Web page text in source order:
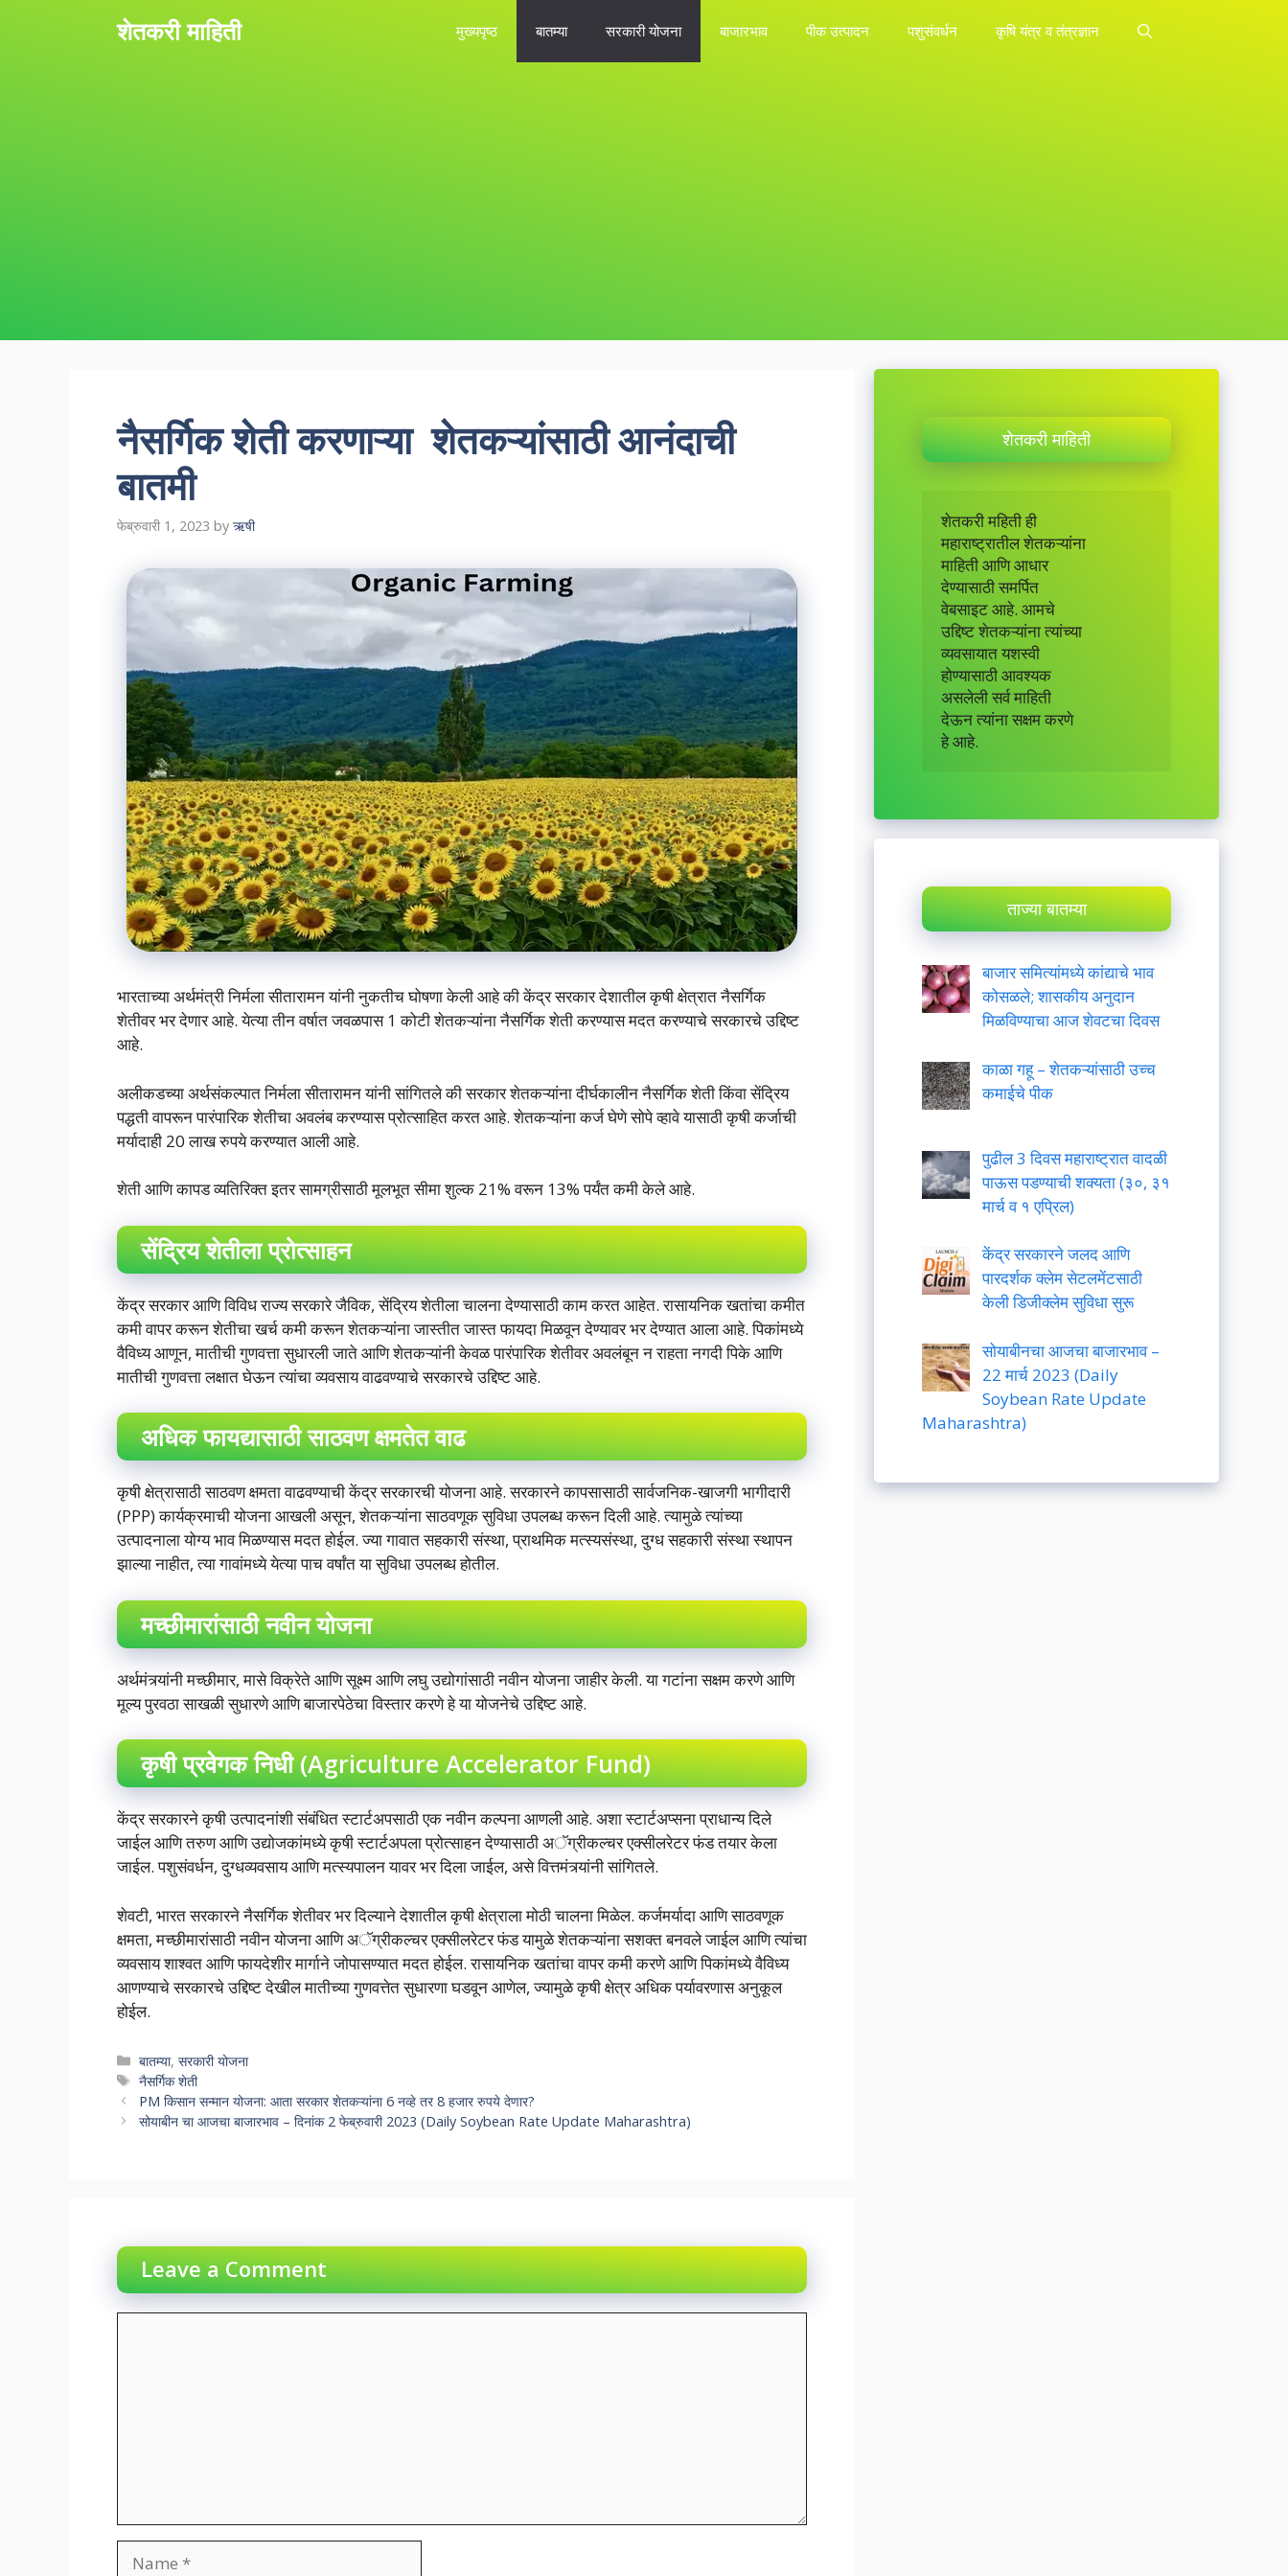
शेतकरी माहिती मुख्यपृष्ठ बातम्या सरकारी योजना बाजारभाव पीक उत्पादन पशुसंवर्धन कृषि यंत्र व तंत्रज्ञान
नैसर्गिक शेती करणाऱ्या शेतकऱ्यांसाठी आनंदाची
बातमी
फेब्रुवारी 1, 2023 by ऋषी
भारताच्या अर्थमंत्री निर्मला सीतारामन यांनी नुकतीच घोषणा केली आहे की केंद्र सरकार देशातील कृषी क्षेत्रात नैसर्गिक
शेतीवर भर देणार आहे. येत्या तीन वर्षात जवळपास 1 कोटी शेतकऱ्यांना नैसर्गिक शेती करण्यास मदत करण्याचे सरकारचे उद्दिष्ट
आहे.
अलीकडच्या अर्थसंकल्पात निर्मला सीतारामन यांनी सांगितले की सरकार शेतकऱ्यांना दीर्घकालीन नैसर्गिक शेती किंवा सेंद्रिय
पद्धती वापरून पारंपारिक शेतीचा अवलंब करण्यास प्रोत्साहित करत आहे. शेतकऱ्यांना कर्ज घेणे सोपे व्हावे यासाठी कृषी कर्जाची
मर्यादाही 20 लाख रुपये करण्यात आली आहे.
शेती आणि कापड व्यतिरिक्त इतर सामग्रीसाठी मूलभूत सीमा शुल्क 21% वरून 13% पर्यंत कमी केले आहे.
सेंद्रिय शेतीला प्रोत्साहन
केंद्र सरकार आणि विविध राज्य सरकारे जैविक, सेंद्रिय शेतीला चालना देण्यासाठी काम करत आहेत. रासायनिक खतांचा कमीत
कमी वापर करून शेतीचा खर्च कमी करून शेतकऱ्यांना जास्तीत जास्त फायदा मिळवून देण्यावर भर देण्यात आला आहे. पिकांमध्ये
वैविध्य आणून, मातीची गुणवत्ता सुधारली जाते आणि शेतकऱ्यांनी केवळ पारंपारिक शेतीवर अवलंबून न राहता नगदी पिके आणि
मातीची गुणवत्ता लक्षात घेऊन त्यांचा व्यवसाय वाढवण्याचे सरकारचे उद्दिष्ट आहे.
अधिक फायद्यासाठी साठवण क्षमतेत वाढ
कृषी क्षेत्रासाठी साठवण क्षमता वाढवण्याची केंद्र सरकारची योजना आहे. सरकारने कापसासाठी सार्वजनिक-खाजगी भागीदारी
(PPP) कार्यक्रमाची योजना आखली असून, शेतकऱ्यांना साठवणूक सुविधा उपलब्ध करून दिली आहे. त्यामुळे त्यांच्या
उत्पादनाला योग्य भाव मिळण्यास मदत होईल. ज्या गावात सहकारी संस्था, प्राथमिक मत्स्यसंस्था, दुग्ध सहकारी संस्था स्थापन
झाल्या नाहीत, त्या गावांमध्ये येत्या पाच वर्षांत या सुविधा उपलब्ध होतील.
मच्छीमारांसाठी नवीन योजना
अर्थमंत्र्यांनी मच्छीमार, मासे विक्रेते आणि सूक्ष्म आणि लघु उद्योगांसाठी नवीन योजना जाहीर केली. या गटांना सक्षम करणे आणि
मूल्य पुरवठा साखळी सुधारणे आणि बाजारपेठेचा विस्तार करणे हे या योजनेचे उद्दिष्ट आहे.
कृषी प्रवेगक निधी (Agriculture Accelerator Fund)
केंद्र सरकारने कृषी उत्पादनांशी संबंधित स्टार्टअपसाठी एक नवीन कल्पना आणली आहे. अशा स्टार्टअप्सना प्राधान्य दिले
जाईल आणि तरुण आणि उद्योजकांमध्ये कृषी स्टार्टअपला प्रोत्साहन देण्यासाठी अॅग्रीकल्चर एक्सीलरेटर फंड तयार केला
जाईल. पशुसंवर्धन, दुग्धव्यवसाय आणि मत्स्यपालन यावर भर दिला जाईल, असे वित्तमंत्र्यांनी सांगितले.
शेवटी, भारत सरकारने नैसर्गिक शेतीवर भर दिल्याने देशातील कृषी क्षेत्राला मोठी चालना मिळेल. कर्जमर्यादा आणि साठवणूक
क्षमता, मच्छीमारांसाठी नवीन योजना आणि अॅग्रीकल्चर एक्सीलरेटर फंड यामुळे शेतकऱ्यांना सशक्त बनवले जाईल आणि त्यांचा
व्यवसाय शाश्वत आणि फायदेशीर मार्गाने जोपासण्यात मदत होईल. रासायनिक खतांचा वापर कमी करणे आणि पिकांमध्ये वैविध्य
आणण्याचे सरकारचे उद्दिष्ट देखील मातीच्या गुणवत्तेत सुधारणा घडवून आणेल, ज्यामुळे कृषी क्षेत्र अधिक पर्यावरणास अनुकूल
होईल.
Categories
बातम्या,सरकारी योजना
Tags
नैसर्गिक शेती
PM किसान सन्मान योजना: आता सरकार शेतकऱ्यांना 6 नव्हे तर 8 हजार रुपये देणार?
सोयाबीन चा आजचा बाजारभाव – दिनांक 2 फेब्रुवारी 2023 (Daily Soybean Rate Update Maharashtra)
Leave a Comment
शेतकरी माहिती
शेतकरी महिती ही
महाराष्ट्रातील शेतकऱ्यांना
माहिती आणि आधार
देण्यासाठी समर्पित
वेबसाइट आहे. आमचे
उद्दिष्ट शेतकऱ्यांना त्यांच्या
व्यवसायात यशस्वी
होण्यासाठी आवश्यक
असलेली सर्व माहिती
देऊन त्यांना सक्षम करणे
हे आहे.
ताज्या बातम्या
बाजार समित्यांमध्ये कांद्याचे भाव
कोसळले; शासकीय अनुदान
मिळविण्याचा आज शेवटचा दिवस
काळा गहू – शेतकऱ्यांसाठी उच्च
कमाईचे पीक
पुढील 3 दिवस महाराष्ट्रात वादळी
पाऊस पडण्याची शक्यता (३०, ३१
मार्च व १ एप्रिल)
केंद्र सरकारने जलद आणि
पारदर्शक क्लेम सेटलमेंटसाठी
केली डिजीक्लेम सुविधा सुरू
सोयाबीनचा आजचा बाजारभाव –
22 मार्च 2023 (Daily
Soybean Rate Update
Maharashtra)